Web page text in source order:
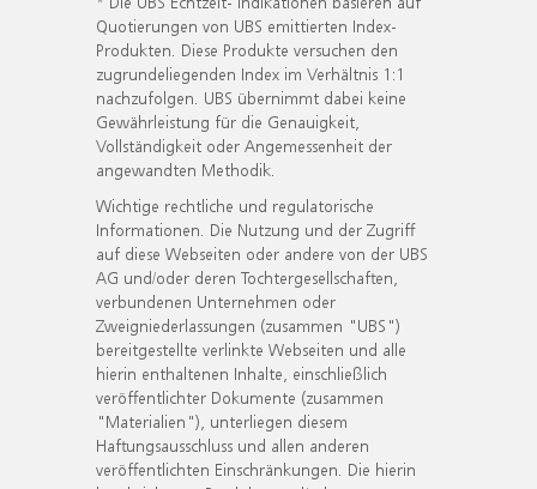
Quotierungen von UBS emittierten Index-
Produkten. Diese Produkte versuchen den
zugrundeliegenden Index im Verhältnis 1:1
nachzufolgen. UBS übernimmt dabei keine
Gewährleistung für die Genauigkeit,
Vollständigkeit oder Angemessenheit der
angewandten Methodik.
Wichtige rechtliche und regulatorische
Informationen. Die Nutzung und der Zugriff
auf diese Webseiten oder andere von der UBS
AG und/oder deren Tochtergesellschaften,
verbundenen Unternehmen oder
Zweigniederlassungen (zusammen "UBS")
bereitgestellte verlinkte Webseiten und alle
hierin enthaltenen Inhalte, einschließlich
veröffentlichter Dokumente (zusammen
"Materialien"), unterliegen diesem
Haftungsausschluss und allen anderen
veröffentlichten Einschränkungen. Die hierin